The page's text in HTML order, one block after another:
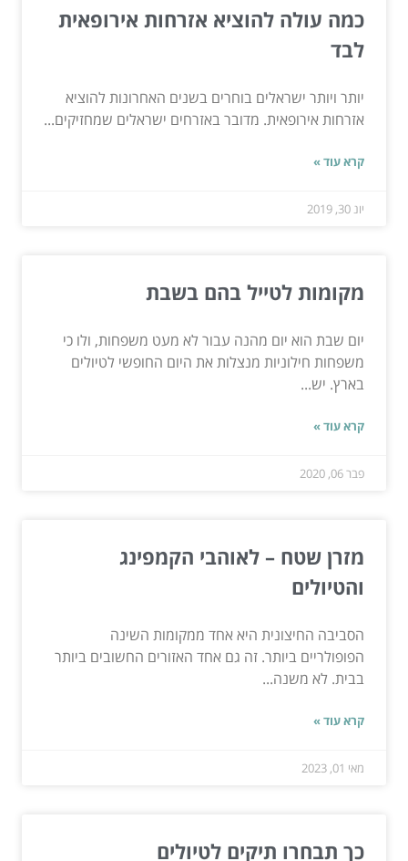
כמה עולה להוציא אזרחות אירופאית
לבד
יותר ויותר ישראלים בוחרים בשנים האחרונות להוציא
אזרחות אירופאית. מדובר באזרחים ישראלים שמחזיקים...
קרא עוד »
יונ 30, 2019
מקומות לטייל בהם בשבת
יום שבת הוא יום מהנה עבור לא מעט משפחות, ולו כי
משפחות חילוניות מנצלות את היום החופשי לטיולים
בארץ. יש...
קרא עוד »
פבר 06, 2020
מזרן שטח – לאוהבי הקמפינג
והטיולים
הסביבה החיצונית היא אחד ממקומות השינה
הפופולריים ביותר. זה גם אחד האזורים החשובים ביותר
בבית. לא משנה...
קרא עוד »
מאי 01, 2023
כך תבחרו תיקים לטיולים